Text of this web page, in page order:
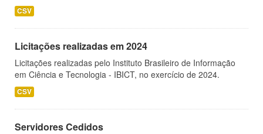
CSV
Licitações realizadas em 2024
Licitações realizadas pelo Instituto Brasileiro de Informação
em Ciência e Tecnologia - IBICT, no exercício de 2024.
CSV
Servidores Cedidos